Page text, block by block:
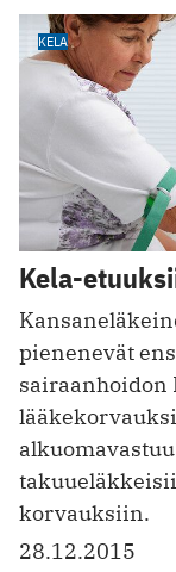
KELA
Kela-
pienenevät
sairaanhoidon
korvauksiin.
28.12.2015